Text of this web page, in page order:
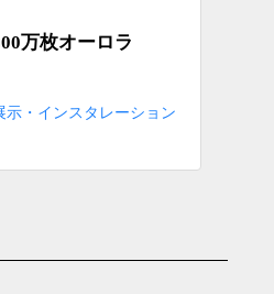
万枚オーロラ
示・インスタレーション